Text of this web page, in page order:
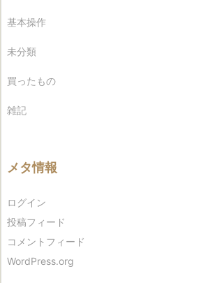
基本操作
未分類
買ったもの
雑記
メタ情報
ログイン
投稿フィード
コメントフィード
WordPress.org